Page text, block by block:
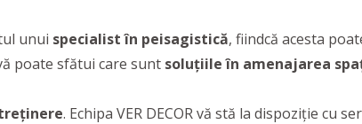
unui specialist în peisagistică, fiindcă acesta
poate sfătui care sunt soluțiile în amenajarea
. Echipa VER DECOR vă stă la dispoziție cu